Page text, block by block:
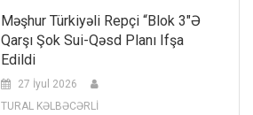
Məşhur Türkiyəli Repçi “Blok 3″ə
Qarşı Şok Sui-Qəsd Planı Ifşa
Edildi
27 İyul 2026
TURAL KƏLBƏCƏRLİ